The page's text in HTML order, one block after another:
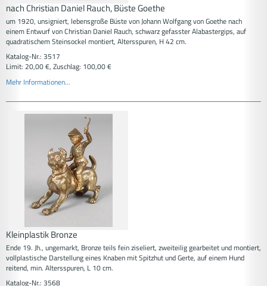
nach Christian Daniel Rauch, Büste Goethe
um 1920, unsigniert, lebensgroße Büste von Johann Wolfgang von Goethe nach
einem Entwurf von Christian Daniel Rauch, schwarz gefasster Alabastergips, auf
quadratischem Steinsockel montiert, Altersspuren, H 42 cm.
Katalog-Nr.: 3517
Limit: 20,00 €, Zuschlag: 100,00 €
Mehr Informationen...
Kleinplastik Bronze
Ende 19. Jh., ungemarkt, Bronze teils fein ziseliert, zweiteilig gearbeitet und montiert,
vollplastische Darstellung eines Knaben mit Spitzhut und Gerte, auf einem Hund
reitend, min. Altersspuren, L 10 cm.
Katalog-Nr.: 3568